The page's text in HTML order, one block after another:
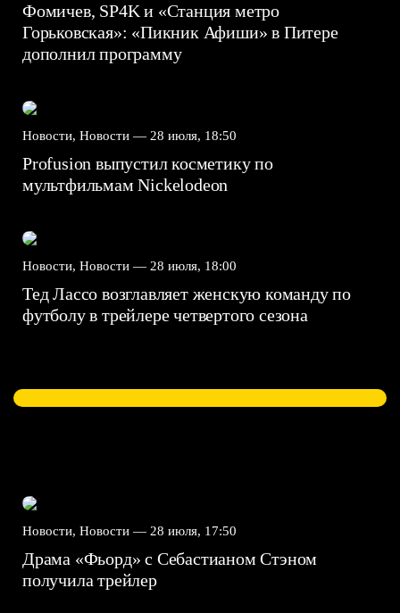
Фомичев, SP4K и «Станция метро
Горьковская»: «Пикник Афиши» в Питере
дополнил программу
Новости, Новости — 28 июля, 18:50
Profusion выпустил косметику по
мультфильмам Nickelodeon
Новости, Новости — 28 июля, 18:00
Тед Лассо возглавляет женскую команду по
футболу в трейлере четвертого сезона
Новости, Новости — 28 июля, 17:50
Драма «Фьорд» с Себастианом Стэном
получила трейлер